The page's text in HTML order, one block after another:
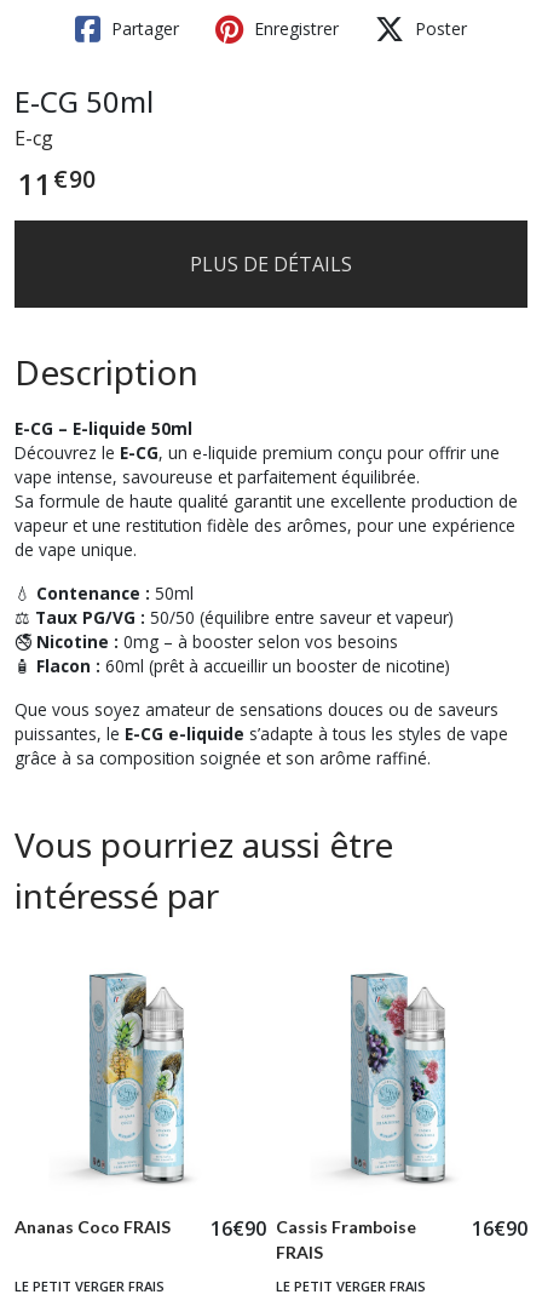
Partager Enregistrer Poster
E-CG 50ml
E-cg
11 €90
PLUS DE DÉTAILS
Description
E-CG – E-liquide 50ml
Découvrez le E-CG, un e-liquide premium conçu pour offrir une
vape intense, savoureuse et parfaitement équilibrée.
Sa formule de haute qualité garantit une excellente production de
vapeur et une restitution fidèle des arômes, pour une expérience
de vape unique.
💧 Contenance : 50ml
⚖️ Taux PG/VG : 50/50 (équilibre entre saveur et vapeur)
🚭 Nicotine : 0mg – à booster selon vos besoins
🧴 Flacon : 60ml (prêt à accueillir un booster de nicotine)
Que vous soyez amateur de sensations douces ou de saveurs
puissantes, le E-CG e-liquide s’adapte à tous les styles de vape
grâce à sa composition soignée et son arôme raffiné.
Vous pourriez aussi être
intéressé par
Ananas Coco FRAIS 16€90
LE PETIT VERGER FRAIS
Cassis Framboise
FRAIS
16€90
LE PETIT VERGER FRAIS